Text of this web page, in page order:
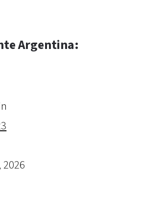
Argentina:
2026